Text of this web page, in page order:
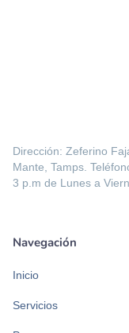
Dirección: Zeferino
Mante, Tamps.
3 p.m de Lunes a
Navegación
Inicio
Servicios